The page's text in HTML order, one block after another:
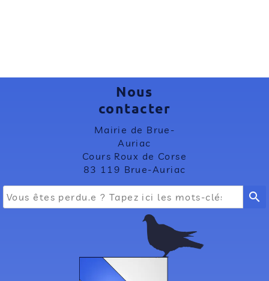
Nous
contacter
Mairie de Brue-
Auriac
Cours Roux de Corse
83 119 Brue-Auriac
search